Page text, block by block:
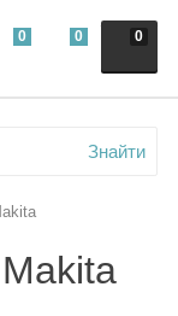
0
0 0
Знайти